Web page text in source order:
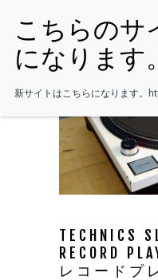
TECHNICS
RECORD
レコードプ
新サイトはこちらになります。